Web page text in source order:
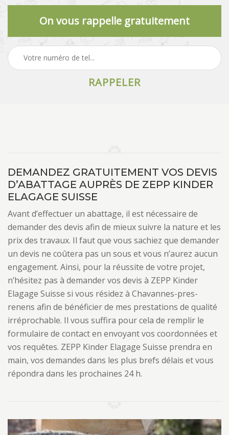
On vous rappelle gratuitement
DEMANDEZ GRATUITEMENT VOS DEVIS
D’ABATTAGE AUPRÈS DE ZEPP KINDER
ELAGAGE SUISSE
Avant d’effectuer un abattage, il est nécessaire de
demander des devis afin de mieux suivre la nature et les
prix des travaux. Il faut que vous sachiez que demander
un devis ne coûtera pas un sous et vous n’aurez aucun
engagement. Ainsi, pour la réussite de votre projet,
n’hésitez pas à demander vos devis à ZEPP Kinder
Elagage Suisse si vous résidez à Chavannes-pres-
renens afin de bénéficier de mes prestations de qualité
irréprochable. Il vous suffira pour cela de remplir le
formulaire de contact en envoyant vos coordonnées et
vos requêtes. ZEPP Kinder Elagage Suisse prendra en
main, vos demandes dans les plus brefs délais et vous
répondra dans les prochaines 24 h.